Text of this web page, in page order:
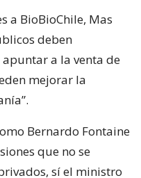
a BioBioChile, Mas
deben
a la venta de
mejorar la
Bernardo Fontaine
que no se
sí el ministro